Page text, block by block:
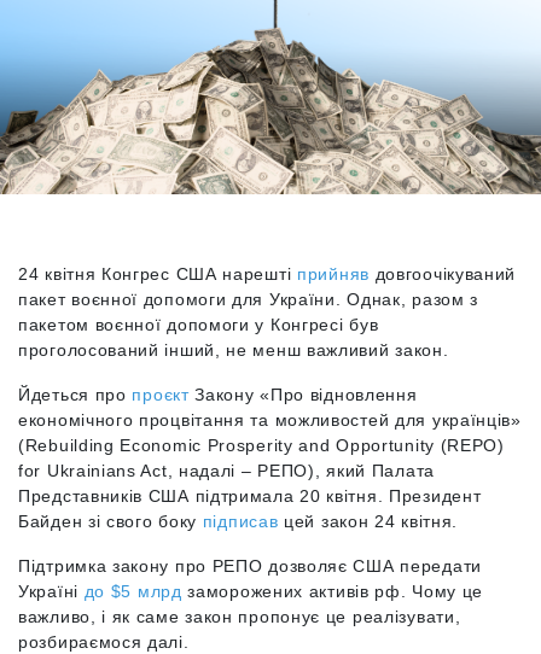
24 квітня Конгрес США нарешті прийняв довгоочікуваний
пакет воєнної допомоги для України. Однак, разом з
пакетом воєнної допомоги у Конгресі був
проголосований інший, не менш важливий закон.
Йдеться про проєктЗакону «Про відновлення
економічного процвітання та можливостей для українців»
(Rebuilding Economic Prosperity and Opportunity (REPO)
for Ukrainians Act, надалі – РЕПО), який Палата
Представників США підтримала 20 квітня. Президент
Байден зі свого боку підписав цей закон 24 квітня.
Підтримка закону про РЕПО дозволяє США передати
Україні до $5 млрд заморожених активів рф. Чому це
важливо, і як саме закон пропонує це реалізувати,
розбираємося далі.